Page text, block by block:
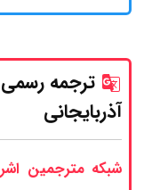
ترجمه رسمی
آذربایجانی
شبکه مترجمین